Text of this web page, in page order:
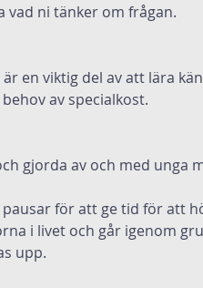
vad ni tänker om frågan.
en viktig del av att lära
av specialkost.
gjorda av och med unga
för att ge tid för att
i livet och går igenom
upp.